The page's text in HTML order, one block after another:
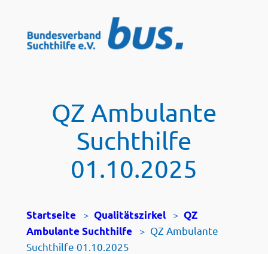
springen
QZ Ambulante
Suchthilfe
01.10.2025
Startseite> Qualitätszirkel> QZ
Ambulante Suchthilfe> QZ Ambulante
Suchthilfe 01.10.2025